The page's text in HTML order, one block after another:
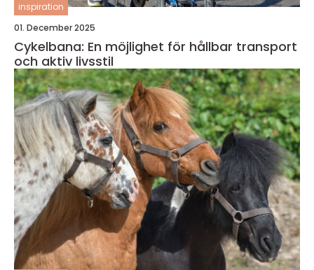
inspiration
01. December 2025
Cykelbana: En möjlighet för hållbar transport
och aktiv livsstil